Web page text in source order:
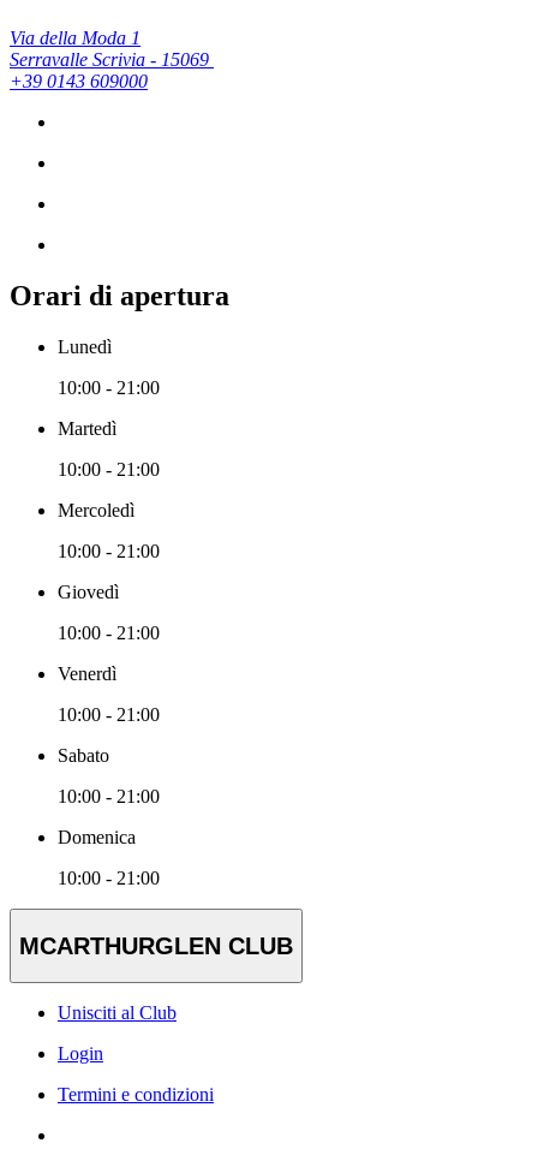
Via della Moda 1
Serravalle Scrivia - 15069
+39 0143 609000
Orari di apertura
Lunedì
10:00 - 21:00
Martedì
10:00 - 21:00
Mercoledì
10:00 - 21:00
Giovedì
10:00 - 21:00
Venerdì
10:00 - 21:00
Sabato
10:00 - 21:00
Domenica
10:00 - 21:00
MCARTHURGLEN CLUB
Unisciti al Club
Login
Termini e condizioni